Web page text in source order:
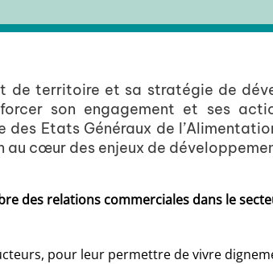
de territoire et sa stratégie de
son engagement et ses
des Etats Généraux de
au cœur des enjeux de
des relations commerciales dans le
pour leur permettre de vivre